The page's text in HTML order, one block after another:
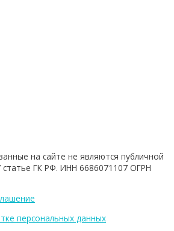
на сайте не являются публичной
статье ГК РФ. ИНН 6686071107 ОГРН
персональных данных